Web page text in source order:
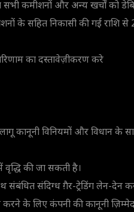
सभी कमीशनों और अन्य खर्चों को
सहित निकासी की गई राशि से
का दस्तावेज़ीकरण करे
कानूनी विनियमों और विधान के
की जा सकती है।
संबंधित संदिग्ध ग़ैर-ट्रेडिंग लेन-
के लिए कंपनी की कानूनी